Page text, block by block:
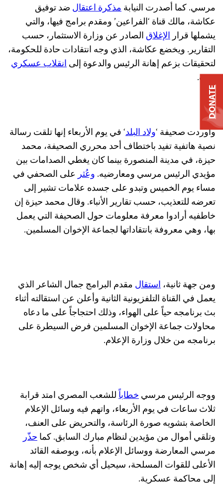
مرسي. كما أصدرت النيابةمذكرة اعتقال ضد توفيق
عكاشة، مالك قناة ‘الفراعين’ ومقدم برامج فيها، والتي
يشملها قرارالإغلاق الصادر عن وزارة الاستثمار، حسب
التقارير. ويخضع عكاشة، الذي وجه انتقادات حادة للحكومة،
لتحقيقات بزعم إهانة الرئيس والدعوة إلىانقلاب عسكري
ضده.
وأوردت صحيفة ‘ولاد البلد‘ في يوم الأربعاء إنها تلقت رسالة
نصية هاتفية تفيد باختطاف أحد محرري الصحيفة، محمد
حيزة، في مدينة المنصورة بينما كان يغطي الصدامات بين
مؤيدي الرئيس مرسي ومعارضيه. وعُثرعلى الصحفي في
مساء يوم الخميس وتبدو على جسده علامات تشير إلى
تعرضه للتعذيب، حسب تقارير الأنباء. وقال محمد حيزة إن
خاطفيه أرادوا معرفة معلومات حول الصحيفة التي يعمل
بها، وهي معروفة بانتقاداتها لجماعة الإخوان المسلمين.
ومن جهة ثانية، استقال مقدم البرامج جمال الشاعر الذي
يعمل في القناة التلفزيونية الثانية وأعلن عن استقالته أثناء
بث برنامجه حياً على الهواء، وذلك احتجاجاً على ما دعاه
محاولات جماعة الإخوان المسلمين فرض السيطرة على
برنامجه من خلال وزارة الإعلام.
ووجه الرئيس مرسيخطاباًللشعب المصري امتد قرابة
ثلاث ساعات في يوم الأربعاء، واتهم فيه وسائل الإعلام
الخاصة بتشويه صورة الرئاسة، والتحريض على العنف،
وتلقي أموال من مؤيدين لنظام مبارك السابق. كماحذّر
مرسي المعارضة ووسائل الإعلام بأنه، وبوصفه القائد
الأعلى للقوات المسلحة، سيحيل أي شخص يوجه إليه إهانة
إلى محاكمة عسكرية.
DONATE